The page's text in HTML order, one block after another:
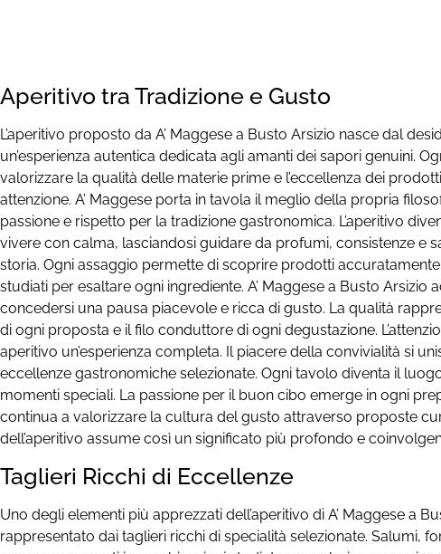
Aperitivo tra Tradizione e Gusto
L’aperitivo proposto da A’ Maggese a Busto Arsizio nasce dal
un’esperienza autentica dedicata agli amanti dei sapori genuini.
valorizzare la qualità delle materie prime e l’eccellenza dei
attenzione. A’ Maggese porta in tavola il meglio della propria
passione e rispetto per la tradizione gastronomica. L’aperitivo
vivere con calma, lasciandosi guidare da profumi, consistenze e
storia. Ogni assaggio permette di scoprire prodotti
studiati per esaltare ogni ingrediente. A’ Maggese a Busto Arsizio
concedersi una pausa piacevole e ricca di gusto. La qualità
di ogni proposta e il filo conduttore di ogni degustazione.
aperitivo un’esperienza completa. Il piacere della convivialità si
eccellenze gastronomiche selezionate. Ogni tavolo diventa il
momenti speciali. La passione per il buon cibo emerge in ogni
continua a valorizzare la cultura del gusto attraverso proposte
dell’aperitivo assume così un significato più profondo e
Taglieri Ricchi di Eccellenze
Uno degli elementi più apprezzati dell’aperitivo di A’ Maggese a
rappresentato dai taglieri ricchi di specialità selezionate. Salumi,